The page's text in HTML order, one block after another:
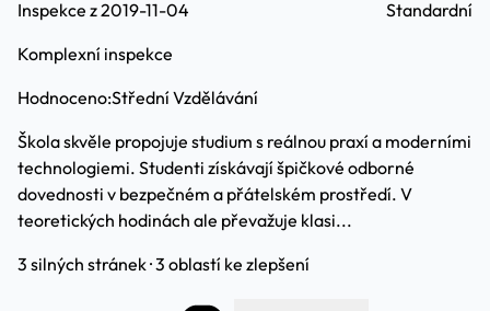
Inspekce z 2019-11-04
Komplexní inspekce
Standardní
Hodnoceno:Střední Vzdělávání
Škola skvěle propojuje studium s reálnou praxí a moderními
technologiemi. Studenti získávají špičkové odborné
dovednosti v bezpečném a přátelském prostředí. V
teoretických hodinách ale převažuje klasi...
3 silných stránek · 3 oblastí ke zlepšení